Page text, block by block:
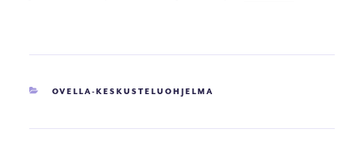
KATEGORIAT
OVELLA-KESKUSTELUOHJELMA